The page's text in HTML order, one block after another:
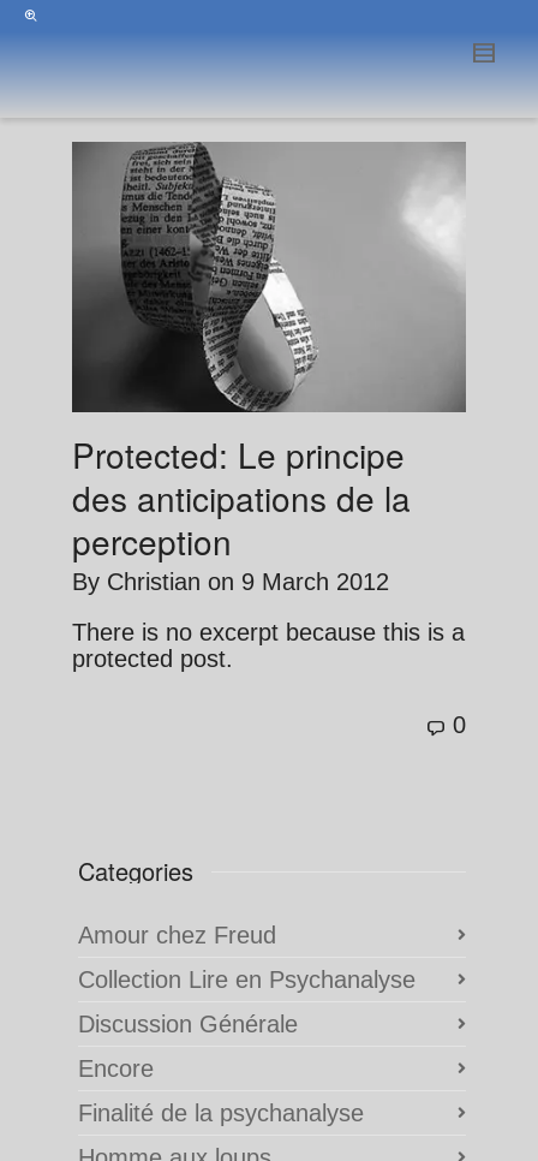
Protected: Le principe
des anticipations de la
perception
By Christian on 9 March 2012
There is no excerpt because this is a
protected post.
0
Categories
Amour chez Freud
Collection Lire en Psychanalyse
Discussion Générale
Encore
Finalité de la psychanalyse